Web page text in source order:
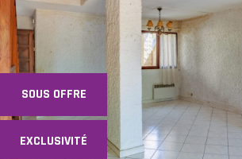
5KM 10KM 25KM
RECHERCHER
SOUS OFFRE
EXCLUSIVITÉ